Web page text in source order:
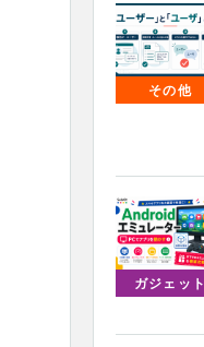
その他
ガジェット